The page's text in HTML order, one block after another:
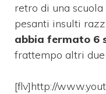
retro di una
pesanti insulti
abbia fermato 6
frattempo altri
[flv]http://